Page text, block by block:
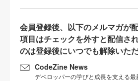
会員登録後、以下のメルマガが
項目はチェックを外すと配信さ
のは登録後にいつでも解除いただ
CodeZine News
デベロッパーの学びと成長を支える最